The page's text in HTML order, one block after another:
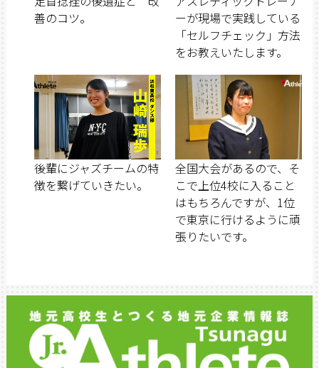
善のコツ。
ーが現場で実践している
「セルフチェック」方法
をお教えいたします。
後輩にジャズチームの特
徴を繋げていきたい。
全国大会があるので、そ
こで上位4校に入ること
はもちろんですが、1位
で東京に行けるように頑
張りたいです。